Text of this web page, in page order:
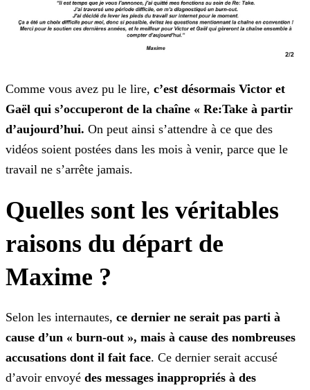
Comme vous avez pu le lire, c’est désormais Victor et
Gaël qui s’occuperont de la chaîne « Re:Take à partir
d’aujourd’hui. On peut ainsi s’attendre à ce que des
vidéos soient postées dans les mois à venir, parce que le
travail ne s’arrête jamais.
Quelles sont les véritables
raisons du départ de
Maxime ?
Selon les internautes, ce dernier ne serait pas parti à
cause d’un « burn-out », mais à cause des nombreuses
accusations dont il fait face. Ce dernier serait accusé
d’avoir envoyé des messages inappropriés à des